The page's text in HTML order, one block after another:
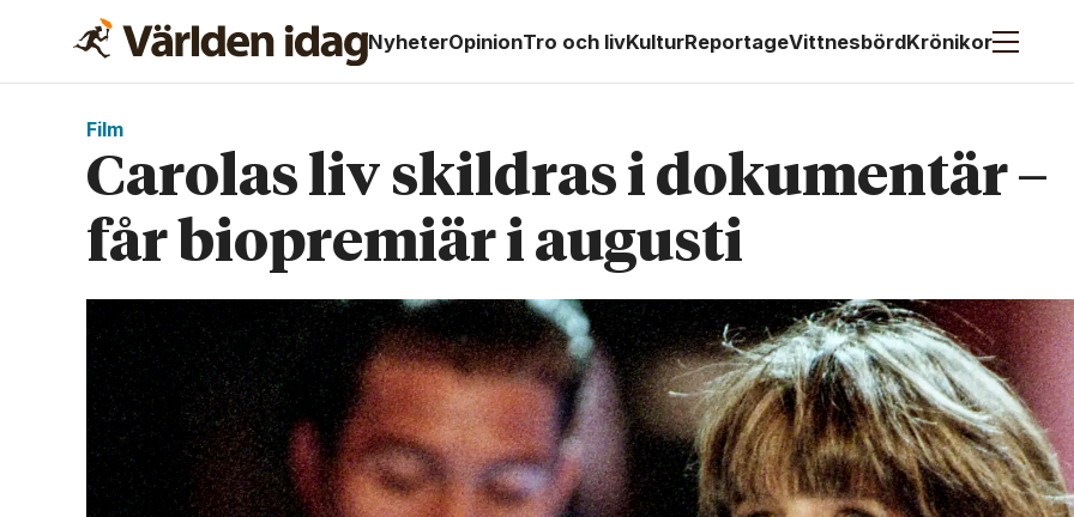
NyheterOpinionTro och livKulturReportageVittnesbördKrönikor
Film
Carolas liv skildras i dokumentär –
får bio­premiär i augusti